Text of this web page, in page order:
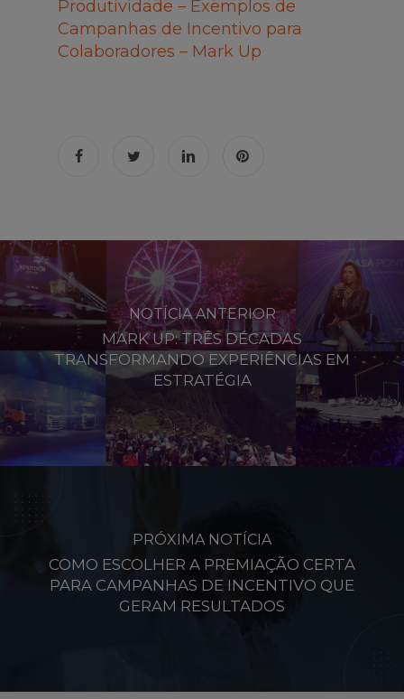
Produtividade – Exemplos de
Campanhas de Incentivo para
Colaboradores – Mark Up
NOTÍCIA ANTERIOR
MARK UP: TRÊS DÉCADAS
TRANSFORMANDO EXPERIÊNCIAS EM
ESTRATÉGIA
PRÓXIMA NOTÍCIA
COMO ESCOLHER A PREMIAÇÃO CERTA
PARA CAMPANHAS DE INCENTIVO QUE
GERAM RESULTADOS